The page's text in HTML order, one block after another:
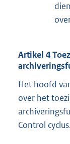
Artikel 4
Het hoofd
over het
Control